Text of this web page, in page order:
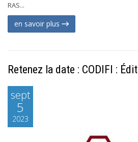
RAS...
en savoir plus
Retenez la date : CODIFI :
sept
5
2023